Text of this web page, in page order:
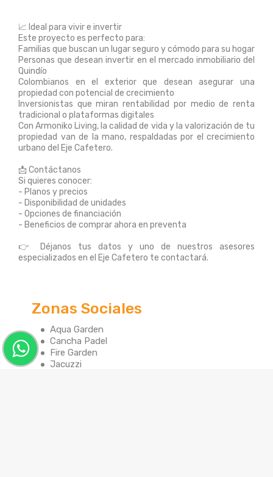
📈 Ideal para vivir e invertir
Este proyecto es perfecto para:
Familias que buscan un lugar seguro y cómodo para su hogar
Personas que desean invertir en el mercado inmobiliario del
Quindío
Colombianos en el exterior que desean asegurar una
propiedad con potencial de crecimiento
Inversionistas que miran rentabilidad por medio de renta
tradicional o plataformas digitales
Con Armoniko Living, la calidad de vida y la valorización de tu
propiedad van de la mano, respaldadas por el crecimiento
urbano del Eje Cafetero.
📩 Contáctanos
Si quieres conocer:
- Planos y precios
- Disponibilidad de unidades
- Opciones de financiación
- Beneficios de comprar ahora en preventa
👉 Déjanos tus datos y uno de nuestros asesores
especializados en el Eje Cafetero te contactará.
Zonas Sociales
Aqua Garden
Cancha Padel
Fire Garden
Jacuzzi